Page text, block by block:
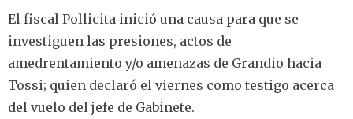
El fiscal Pollicita inició una causa para que se
investiguen las presiones, actos de
amedrentamiento y/o amenazas de Grandio hacia
Tossi; quien declaró el viernes como testigo acerca
del vuelo del jefe de Gabinete.